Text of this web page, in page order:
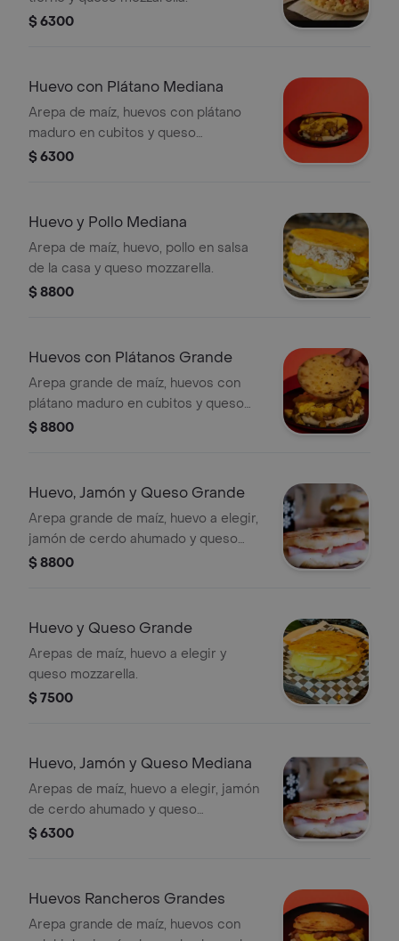
$ 6300
Huevo con Plátano Mediana
Arepa de maíz, huevos con plátano
maduro en cubitos y queso
mozzarella.
$ 6300
Huevo y Pollo Mediana
Arepa de maíz, huevo, pollo en salsa
de la casa y queso mozzarella.
$ 8800
Huevos con Plátanos Grande
Arepa grande de maíz, huevos con
plátano maduro en cubitos y queso
mozzarella.
$ 8800
Huevo, Jamón y Queso Grande
Arepa grande de maíz, huevo a elegir,
jamón de cerdo ahumado y queso
mozzarella.
$ 8800
Huevo y Queso Grande
Arepas de maíz, huevo a elegir y
queso mozzarella.
$ 7500
Huevo, Jamón y Queso Mediana
Arepas de maíz, huevo a elegir, jamón
de cerdo ahumado y queso
mozzarella.
$ 6300
Huevos Rancheros Grandes
Arepa grande de maíz, huevos con